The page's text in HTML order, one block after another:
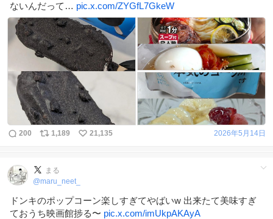
ないんだって… pic.x.com/ZYGfL7GkeW
200 1,189 21,135 2026年5月14日
まる
@maru_neet_
ドンキのポップコーン楽しすぎてやばいw 出来たて美味すぎ
ておうち映画館捗る〜 pic.x.com/imUkpAKAyA